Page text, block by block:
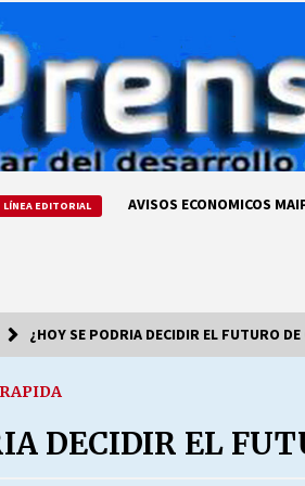
LÍNEA EDITORIAL AVISOS ECONOMICOS
van a bajar?
¿HOY SE PODRIA DECIDIR EL FUTURO
DECIDIR EL